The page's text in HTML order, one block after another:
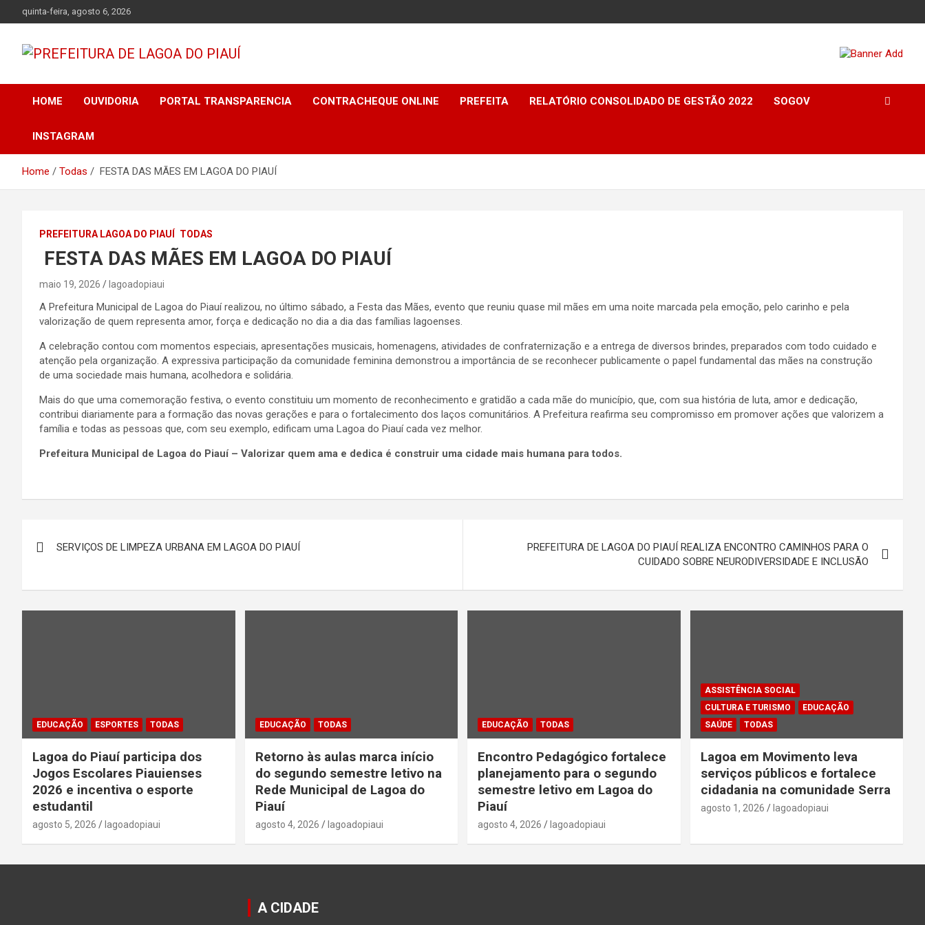
to
quinta-feira, agosto 6, 2026
PREFEITURA DE
HOME OUVIDORIA PORTAL TRANSPARENCIA CONTRACHEQUE ONLINE PREFEITA RELATÓRIO CONSOLIDADO DE GESTÃO 2022 SOGOV
INSTAGRAM
Home Todas FESTA DAS MÃES EM LAGOA DO PIAUÍ
PREFEITURA LAGOA DO PIAUÍ TODAS
FESTA DAS MÃES EM LAGOA DO PIAUÍ
maio 19, 2026 lagoadopiaui
A Prefeitura Municipal de Lagoa do Piauí realizou, no último sábado, a Festa das Mães, evento que reuniu quase mil mães em uma noite marcada pela emoção, pelo carinho e pela
valorização de quem representa amor, força e dedicação no dia a dia das famílias lagoenses.
A celebração contou com momentos especiais, apresentações musicais, homenagens, atividades de confraternização e a entrega de diversos brindes, preparados com todo cuidado e
atenção pela organização. A expressiva participação da comunidade feminina demonstrou a importância de se reconhecer publicamente o papel fundamental das mães na construção
de uma sociedade mais humana, acolhedora e solidária.
Mais do que uma comemoração festiva, o evento constituiu um momento de reconhecimento e gratidão a cada mãe do município, que, com sua história de luta, amor e dedicação,
contribui diariamente para a formação das novas gerações e para o fortalecimento dos laços comunitários. A Prefeitura reafirma seu compromisso em promover ações que valorizem a
família e todas as pessoas que, com seu exemplo, edificam uma Lagoa do Piauí cada vez melhor.
Prefeitura Municipal de Lagoa do Piauí – Valorizar quem ama e dedica é construir uma cidade mais humana para todos.
de
Post
SERVIÇOS DE LIMPEZA URBANA EM LAGOA DO PIAUÍ
PREFEITURA DE LAGOA DO PIAUÍ REALIZA ENCONTRO CAMINHOS PARA O
CUIDADO SOBRE NEURODIVERSIDADE E INCLUSÃO
EDUCAÇÃO ESPORTES TODAS
Lagoa do Piauí participa dos
Jogos Escolares Piauienses
2026 e incentiva o esporte
estudantil
agosto 5, 2026 lagoadopiaui
EDUCAÇÃO TODAS
Retorno às aulas marca início
do segundo semestre letivo na
Rede Municipal de Lagoa do
Piauí
agosto 4, 2026 lagoadopiaui
EDUCAÇÃO TODAS
Encontro Pedagógico fortalece
planejamento para o segundo
semestre letivo em Lagoa do
Piauí
agosto 4, 2026 lagoadopiaui
ASSISTÊNCIA SOCIAL
CULTURA E TURISMO
EDUCAÇÃO
SAÚDE
TODAS
Lagoa em Movimento leva
serviços públicos e fortalece
cidadania na comunidade Serra
agosto 1, 2026 lagoadopiaui
A CIDADE